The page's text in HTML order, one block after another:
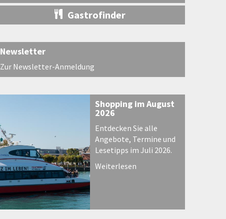
Gastrofinder
Newsletter
Zur Newsletter-Anmeldung
Shopping im August
2026
Entdecken Sie alle
Angebote, Termine und
Lesetipps im Juli 2026.
Weiterlesen